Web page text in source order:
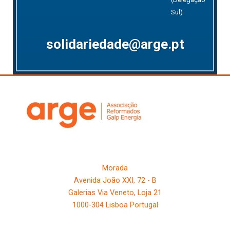
Sul)
solidariedade@arge.pt
Morada
Avenida João XXI, 72 - B
Galerias Via Veneto, Loja 21
1000-304 Lisboa Portugal